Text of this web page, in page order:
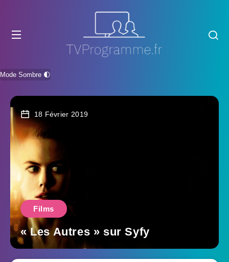
Mode Sombre 🌓
18 Février 2019
Films
« Les Autres » sur Syfy